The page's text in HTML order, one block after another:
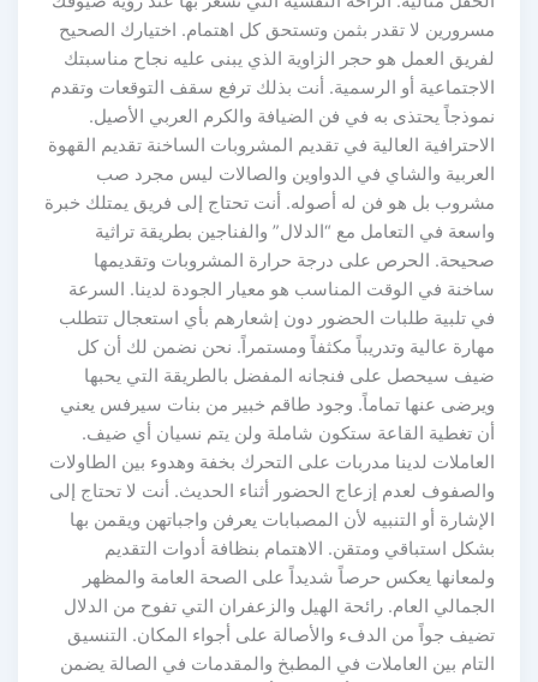
مسرورين لا تقدر بثمن وتستحق كل اهتمام. اختيارك الصحيح
لفريق العمل هو حجر الزاوية الذي يبنى عليه نجاح مناسبتك
الاجتماعية أو الرسمية. أنت بذلك ترفع سقف التوقعات وتقدم
نموذجاً يحتذى به في فن الضيافة والكرم العربي الأصيل.
الاحترافية العالية في تقديم المشروبات الساخنة تقديم القهوة
العربية والشاي في الدواوين والصالات ليس مجرد صب
مشروب بل هو فن له أصوله. أنت تحتاج إلى فريق يمتلك خبرة
واسعة في التعامل مع “الدلال” والفناجين بطريقة تراثية
صحيحة. الحرص على درجة حرارة المشروبات وتقديمها
ساخنة في الوقت المناسب هو معيار الجودة لدينا. السرعة
في تلبية طلبات الحضور دون إشعارهم بأي استعجال تتطلب
مهارة عالية وتدريباً مكثفاً ومستمراً. نحن نضمن لك أن كل
ضيف سيحصل على فنجانه المفضل بالطريقة التي يحبها
ويرضى عنها تماماً. وجود طاقم خبير من بنات سيرفس يعني
أن تغطية القاعة ستكون شاملة ولن يتم نسيان أي ضيف.
العاملات لدينا مدربات على التحرك بخفة وهدوء بين الطاولات
والصفوف لعدم إزعاج الحضور أثناء الحديث. أنت لا تحتاج إلى
الإشارة أو التنبيه لأن المصبابات يعرفن واجباتهن ويقمن بها
بشكل استباقي ومتقن. الاهتمام بنظافة أدوات التقديم
ولمعانها يعكس حرصاً شديداً على الصحة العامة والمظهر
الجمالي العام. رائحة الهيل والزعفران التي تفوح من الدلال
تضيف جواً من الدفء والأصالة على أجواء المكان. التنسيق
التام بين العاملات في المطبخ والمقدمات في الصالة يضمن